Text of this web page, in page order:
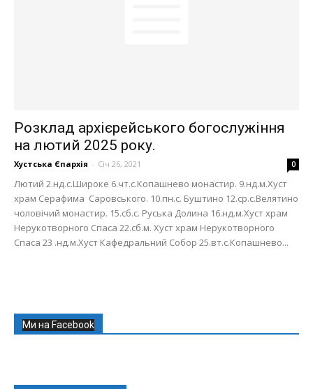
Розклад архієрейського богослужіння
на лютий 2025 року.
Хустська Єпархія - Січ 26, 2021 0
Лютий 2.нд.с.Широке 6.чт.с.Копашнево монастир. 9.нд.м.Хуст
храм Серафима Саровського. 10.пн.с. Буштино 12.ср.с.Велятино
чоловічий монастир. 15.сб.с. Руська Долина 16.нд.м.Хуст храм
Нерукотворного Спаса 22.сб.м. Хуст храм Нерукотворного
Спаса 23 .нд.м.Хуст Кафедральний Собор 25.вт.с.Копашнево...
Ми на Facebook